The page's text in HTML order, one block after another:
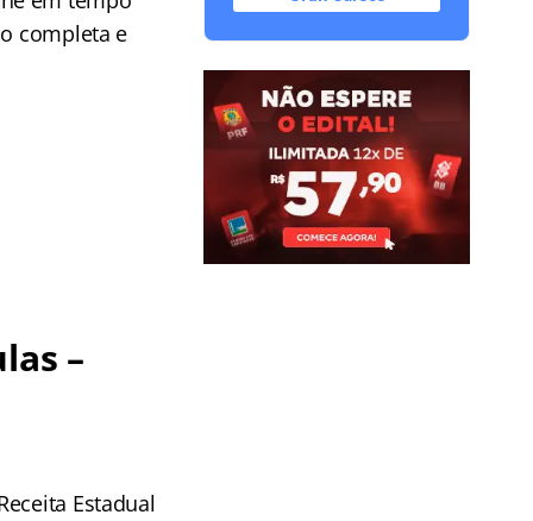
completa e
–
Estadual